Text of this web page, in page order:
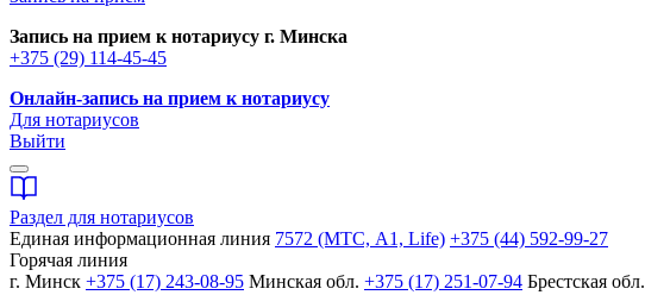
Запись на прием к нотариусу г. Минска
+375 (29) 114-45-45
Онлайн-запись на прием к нотариусу
Для нотариусов
Выйти
Раздел для нотариусов
Единая информационная линия 7572 (МТС, A1, Life) +375 (44) 592-99-27
Горячая линия
г. Минск +375 (17) 243-08-95 Минская обл. +375 (17) 251-07-94 Брестская обл.